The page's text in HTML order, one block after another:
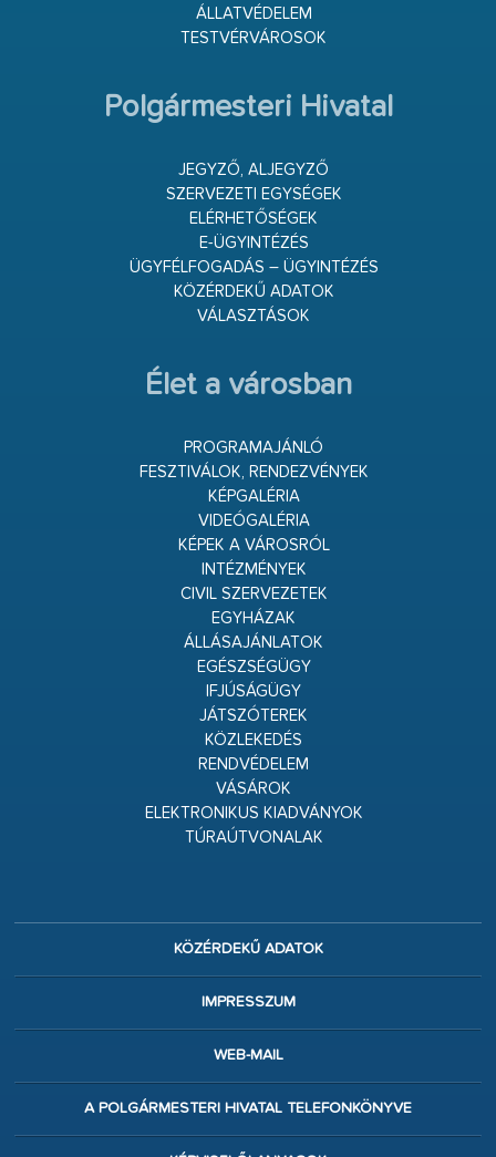
ÁLLATVÉDELEM
TESTVÉRVÁROSOK
Polgármesteri Hivatal
JEGYZŐ, ALJEGYZŐ
SZERVEZETI EGYSÉGEK
ELÉRHETŐSÉGEK
E-ÜGYINTÉZÉS
ÜGYFÉLFOGADÁS – ÜGYINTÉZÉS
KÖZÉRDEKŰ ADATOK
VÁLASZTÁSOK
Élet a városban
PROGRAMAJÁNLÓ
FESZTIVÁLOK, RENDEZVÉNYEK
KÉPGALÉRIA
VIDEÓGALÉRIA
KÉPEK A VÁROSRÓL
INTÉZMÉNYEK
CIVIL SZERVEZETEK
EGYHÁZAK
ÁLLÁSAJÁNLATOK
EGÉSZSÉGÜGY
IFJÚSÁGÜGY
JÁTSZÓTEREK
KÖZLEKEDÉS
RENDVÉDELEM
VÁSÁROK
ELEKTRONIKUS KIADVÁNYOK
TÚRAÚTVONALAK
KÖZÉRDEKŰ ADATOK
IMPRESSZUM
WEB-MAIL
A POLGÁRMESTERI HIVATAL TELEFONKÖNYVE